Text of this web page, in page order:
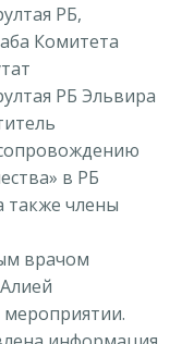
РБ,
Комитета
РБ Эльвира
в РБ
также члены
врачом
мероприятии.